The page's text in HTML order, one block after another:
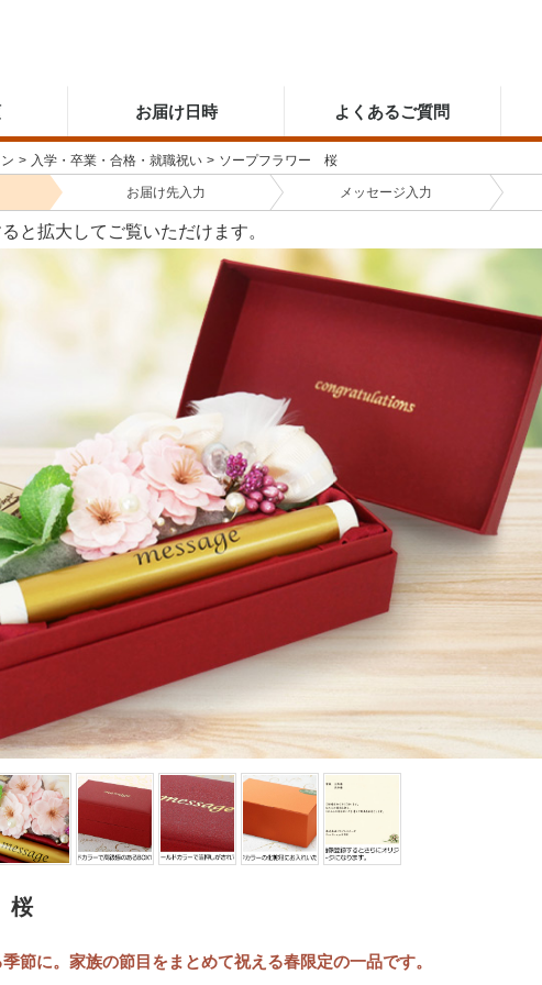
お届け日時 よくあるご質問
> 入学・卒業・合格・就職祝い > ソープフラワー 桜
お届け先入力 メッセージ 入力
と拡大してご覧いただけます。
桜
節に。家族の節目をまとめて祝える春限定の一品です。